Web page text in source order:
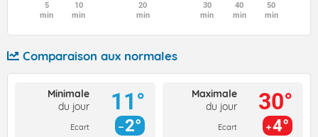
5
min
10
min
20
min
30
min
40
min
50
min
Comparaison aux normales
Minimale
du jour
Ecart
11°
2°
Maximale
du jour
Ecart
30°
4°